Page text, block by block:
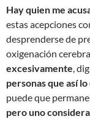
Hay quien me
estas acepciones
desprenderse de
oxigenación
excesivamente,
personas que así
puede que
pero uno